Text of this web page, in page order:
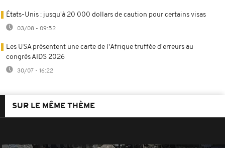
États-Unis : jusqu'à 20 000 dollars de caution pour certains visas
03/08 - 09:52
Les USA présentent une carte de l'Afrique truffée d'erreurs au
congrès AIDS 2026
30/07 - 16:22
SUR LE MÊME THÈME